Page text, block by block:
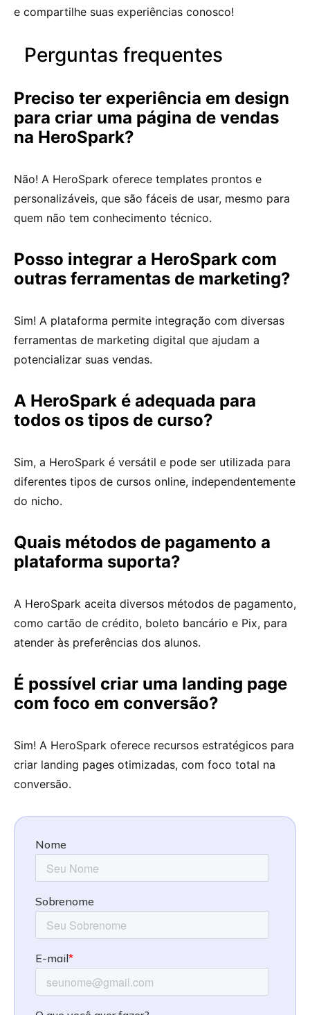
e compartilhe suas experiências conosco!
Perguntas frequentes
Preciso ter experiência em design
para criar uma página de vendas
na HeroSpark?
Não! A HeroSpark oferece templates prontos e
personalizáveis, que são fáceis de usar, mesmo para
quem não tem conhecimento técnico.
Posso integrar a HeroSpark com
outras ferramentas de marketing?
Sim! A plataforma permite integração com diversas
ferramentas de marketing digital que ajudam a
potencializar suas vendas.
A HeroSpark é adequada para
todos os tipos de curso?
Sim, a HeroSpark é versátil e pode ser utilizada para
diferentes tipos de cursos online, independentemente
do nicho.
Quais métodos de pagamento a
plataforma suporta?
A HeroSpark aceita diversos métodos de pagamento,
como cartão de crédito, boleto bancário e Pix, para
atender às preferências dos alunos.
É possível criar uma landing page
com foco em conversão?
Sim! A HeroSpark oferece recursos estratégicos para
criar landing pages otimizadas, com foco total na
conversão.